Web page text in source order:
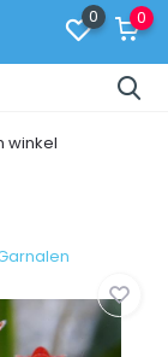
0 0
winkel